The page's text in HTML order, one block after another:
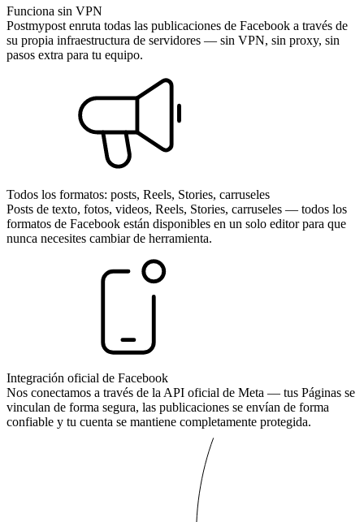
Funciona sin VPN
Postmypost enruta todas las publicaciones de Facebook a través de
su propia infraestructura de servidores — sin VPN, sin proxy, sin
pasos extra para tu equipo.
Todos los formatos: posts, Reels, Stories, carruseles
Posts de texto, fotos, videos, Reels, Stories, carruseles — todos los
formatos de Facebook están disponibles en un solo editor para que
nunca necesites cambiar de herramienta.
Integración oficial de Facebook
Nos conectamos a través de la API oficial de Meta — tus Páginas se
vinculan de forma segura, las publicaciones se envían de forma
confiable y tu cuenta se mantiene completamente protegida.